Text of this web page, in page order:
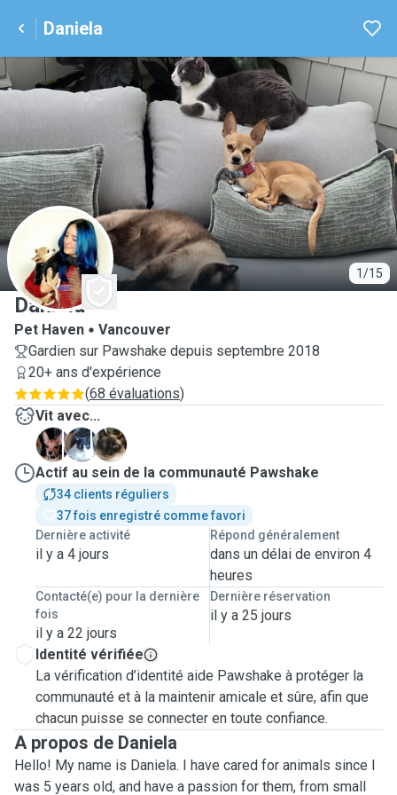
Daniela
1/15
D
Daniela
Pet Haven
Vancouver
Gardien sur Pawshake depuis septembre 2018
20+ ans d'expérience
(68 évaluations)
Vit avec...
B
M
M
Actif au sein de la communauté Pawshake
34 clients réguliers
37 fois enregistré comme favori
Dernière activité
il y a 4 jours
Répond généralement
dans un délai de environ 4
heures
Contacté(e) pour la dernière
fois
il y a 22 jours
Dernière réservation
il y a 25 jours
Identité vérifiée
La vérification d’identité aide Pawshake à protéger la
communauté et à la maintenir amicale et sûre, afin que
chacun puisse se connecter en toute confiance.
A propos de Daniela
Hello! My name is Daniela. I have cared for animals since I
was 5 years old, and have a passion for them, from small